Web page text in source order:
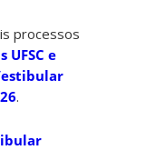
processos
e
.